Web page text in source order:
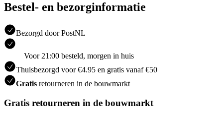
Bestel- en bezorginformatie
Bezorgd door PostNL
Voor 21:00 besteld, morgen in huis
Thuisbezorgd voor €4.95 en gratis vanaf €50
Gratis retourneren in de bouwmarkt
Gratis retourneren in de bouwmarkt